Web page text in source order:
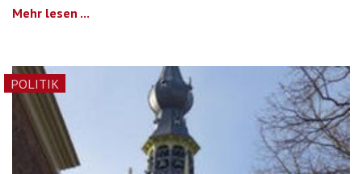
Mehr lesen ...
POLITIK